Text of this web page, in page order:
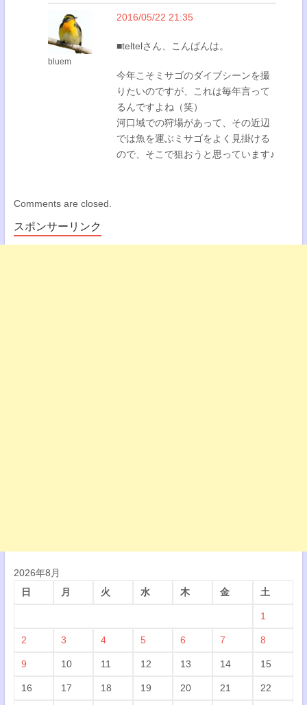
bluem
2016/05/22 21:35
■teltelさん、こんばんは。
今年こそミサゴのダイブシーンを撮
りたいのですが、これは毎年言って
るんですよね（笑）
河口域での狩場があって、その近辺
では魚を運ぶミサゴをよく見掛ける
ので、そこで狙おうと思っています♪
Comments are closed.
スポンサーリンク
2026年8月
日
月 火 水 木 金 土
1
2 3 4 5 6 7 8
9 10 11 12 13 14 15
16 17 18 19 20 21 22